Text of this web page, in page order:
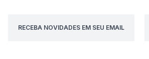
RECEBA NOVIDADES EM SEU EMAIL